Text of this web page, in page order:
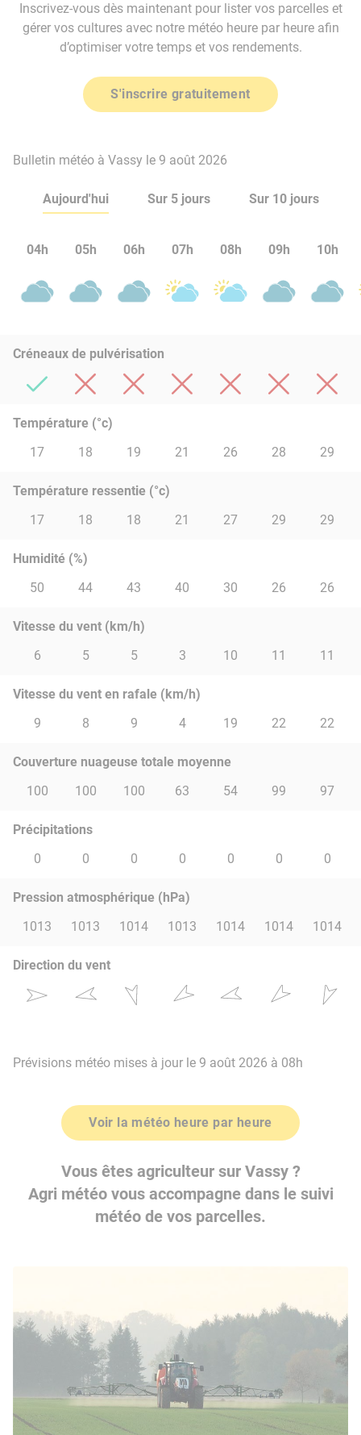
Inscrivez-vous dès maintenant pour lister vos parcelles et
gérer vos cultures avec notre météo heure par heure afin
d’optimiser votre temps et vos rendements.
S'inscrire gratuitement
Bulletin météo à Vassy le 9 août 2026
Aujourd'hui Sur 5 jours Sur 10 jours
04h 05h 06h 07h 08h 09h 10h
Créneaux de pulvérisation
Température (°c)
17
18 19 21 26 28 29
Température ressentie (°c)
17
18 18 21 27 29 29
Humidité (%)
50
44 43 40 30 26 26
Vitesse du vent (km/h)
6
5 5 3 10 11 11
Vitesse du vent en rafale (km/h)
9
8 9 4 19 22 22
Couverture nuageuse totale moyenne
100
100 100 63 54 99 97
Précipitations
0
0 0 0 0 0 0
Pression atmosphérique (hPa)
1013
1013 1014 1013 1014 1014 1014
Direction du vent
Prévisions météo mises à jour le 9 août 2026 à 08h
Voir la météo heure par heure
Vous êtes agriculteur sur Vassy ?
Agri météo vous accompagne dans le suivi
météo de vos parcelles.